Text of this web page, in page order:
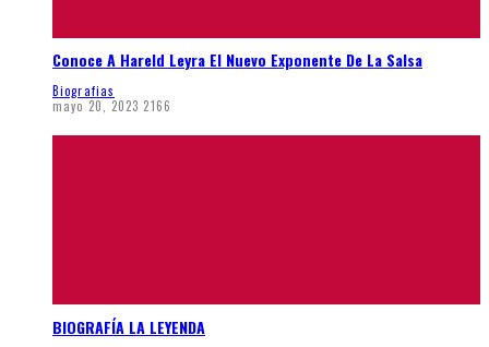
Conoce A Hareld Leyra El Nuevo Exponente De La Salsa
Biografias
mayo 20, 2023 2166
BIOGRAFÍA LA LEYENDA